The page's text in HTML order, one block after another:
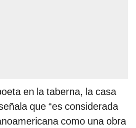
en la taberna, la casa
que “es considerada
como una obra